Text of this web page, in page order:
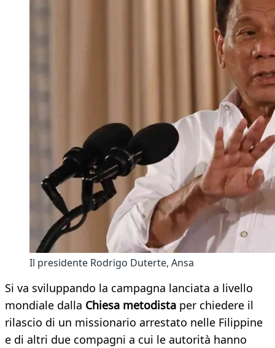
Il presidente Rodrigo Duterte, Ansa
Si va sviluppando la campagna lanciata a livello
mondiale dalla Chiesa metodista per chiedere il
rilascio di un missionario arrestato nelle Filippine
e di altri due compagni a cui le autorità hanno